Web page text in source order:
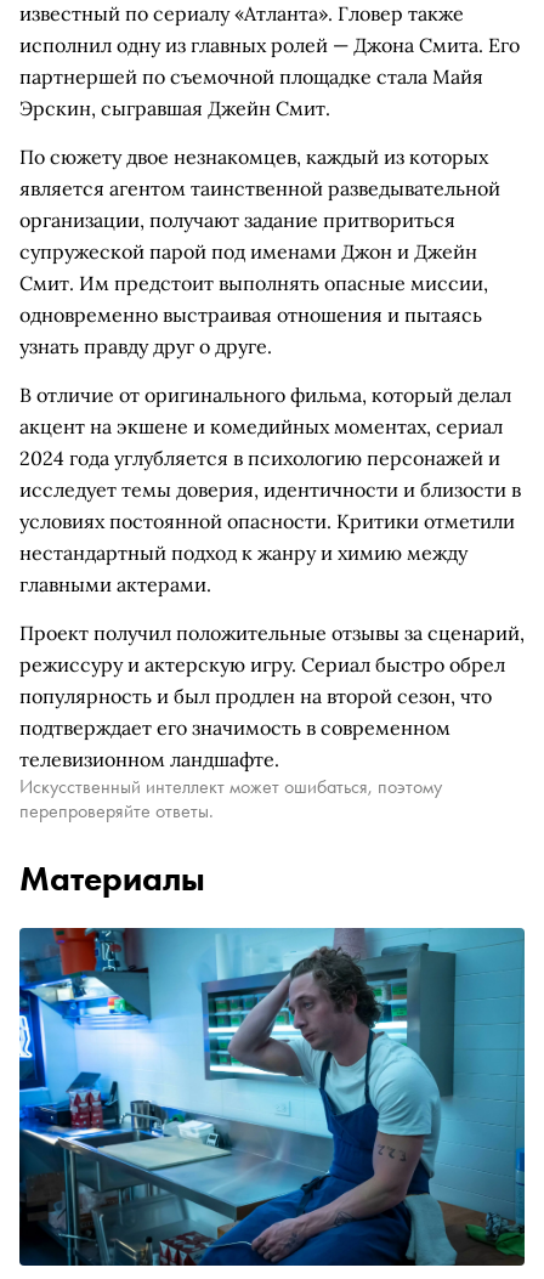
известный по сериалу «Атланта». Гловер также
исполнил одну из главных ролей — Джона Смита. Его
партнершей по съемочной площадке стала Майя
Эрскин, сыгравшая Джейн Смит.
По сюжету двое незнакомцев, каждый из которых
является агентом таинственной разведывательной
организации, получают задание притвориться
супружеской парой под именами Джон и Джейн
Смит. Им предстоит выполнять опасные миссии,
одновременно выстраивая отношения и пытаясь
узнать правду друг о друге.
В отличие от оригинального фильма, который делал
акцент на экшене и комедийных моментах, сериал
2024 года углубляется в психологию персонажей и
исследует темы доверия, идентичности и близости в
условиях постоянной опасности. Критики отметили
нестандартный подход к жанру и химию между
главными актерами.
Проект получил положительные отзывы за сценарий,
режиссуру и актерскую игру. Сериал быстро обрел
популярность и был продлен на второй сезон, что
подтверждает его значимость в современном
телевизионном ландшафте.
Искусственный интеллект может ошибаться, поэтому
перепроверяйте ответы.
Материалы